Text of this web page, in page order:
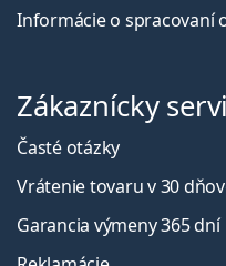
Informácie o spracovaní
Zákaznícky
Časté otázky
Vrátenie tovaru v 30
Garancia výmeny 365 dní